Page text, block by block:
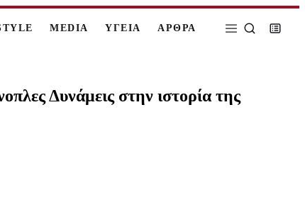
MEDIA ΥΓΕΙΑ ΑΡΘΡΑ
Δυνάμεις στην ιστορία της